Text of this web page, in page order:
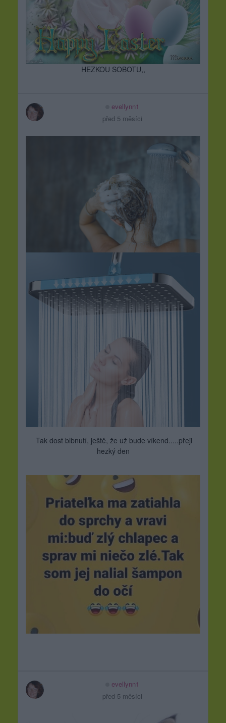
HEZKOU SOBOTU,,
evellynn1
před 5 měsíci
Tak dost blbnutí, ještě, že už bude víkend.....přeji
hezký den
evellynn1
před 5 měsíci